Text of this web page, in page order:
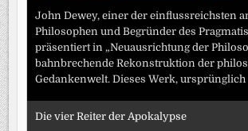
John Dewey, einer der einflussreichsten
Philosophen und Begründer des
präsentiert in „Neuausrichtung der
bahnbrechende Rekonstruktion der
Gedankenwelt. Dieses Werk, ursprünglich
Die vier Reiter der Apokalypse